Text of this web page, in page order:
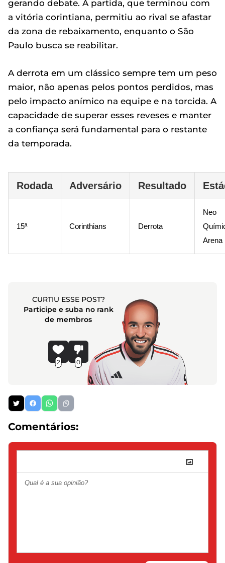
gerando debate. A partida, que terminou com
a vitória corintiana, permitiu ao rival se afastar
da zona de rebaixamento, enquanto o São
Paulo busca se reabilitar.
A derrota em um clássico sempre tem um peso
maior, não apenas pelos pontos perdidos, mas
pelo impacto anímico na equipe e na torcida. A
capacidade de superar esses reveses e manter
a confiança será fundamental para o restante
da temporada.
Rodada Adversário Resultado
15ª Corinthians Derrota
Neo
Arena
CURTIU ESSE POST?
Participe e suba no rank
de membros
2 0
Comentários: